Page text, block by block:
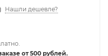
Нашли дешевле?
от 500 рублей.